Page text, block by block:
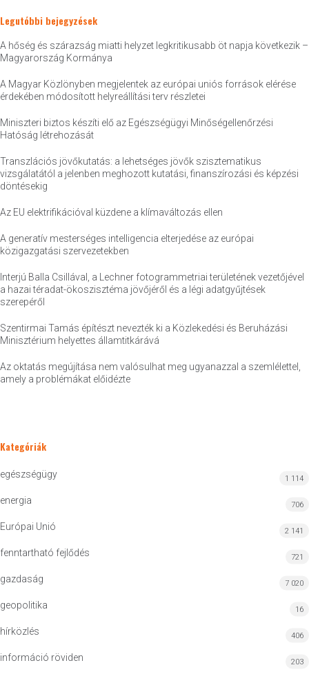
Legutóbbi bejegyzések
A hőség és szárazság miatti helyzet legkritikusabb öt napja következik –
Magyarország Kormánya
A Magyar Közlönyben megjelentek az európai uniós források elérése
érdekében módosított helyreállítási terv részletei
Miniszteri biztos készíti elő az Egészségügyi Minőségellenőrzési
Hatóság létrehozását
Transzlációs jövőkutatás: a lehetséges jövők szisztematikus
vizsgálatától a jelenben meghozott kutatási, finanszírozási és képzési
döntésekig
Az EU elektrifikációval küzdene a klímaváltozás ellen
A generatív mesterséges intelligencia elterjedése az európai
közigazgatási szervezetekben
Interjú Balla Csillával, a Lechner fotogrammetriai területének vezetőjével
a hazai téradat-ökoszisztéma jövőjéről és a légi adatgyűjtések
szerepéről
Szentirmai Tamás építészt nevezték ki a Közlekedési és Beruházási
Minisztérium helyettes államtitkárává
Az oktatás megújítása nem valósulhat meg ugyanazzal a szemlélettel,
amely a problémákat előidézte
Kategóriák
egészségügy 1 114
energia 706
Európai Unió 2 141
fenntartható fejlődés 721
gazdaság 7 020
geopolitika 16
hírközlés 406
információ röviden 203